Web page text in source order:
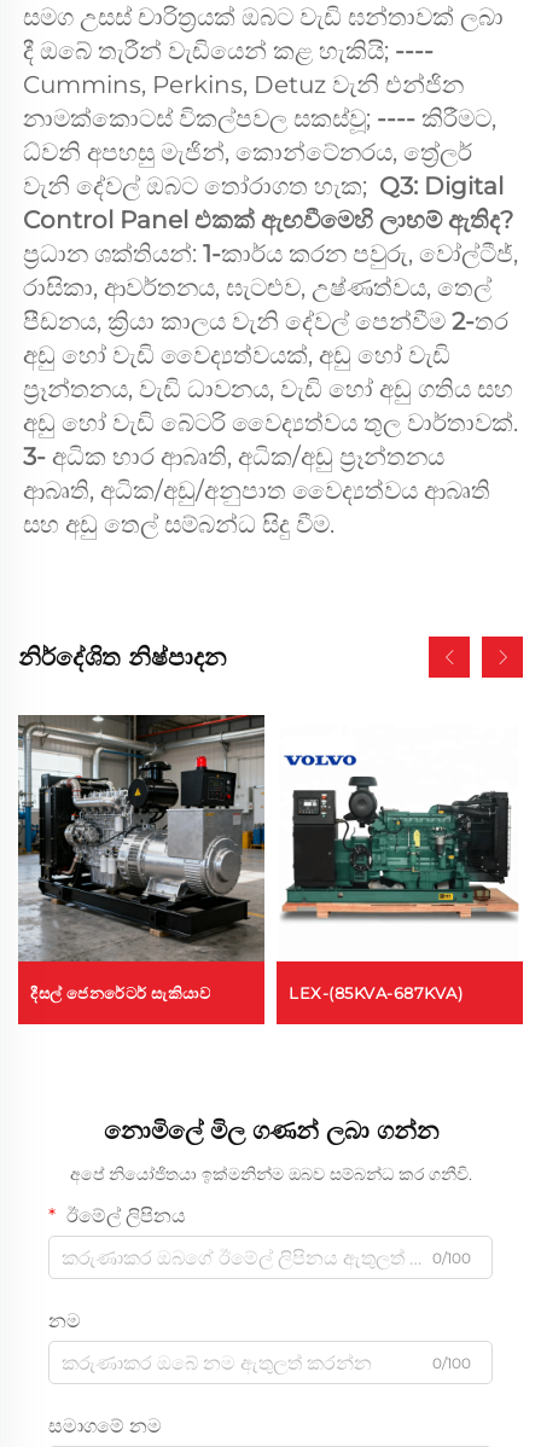
සමග උසස් චාරිත්‍රයක් ඔබට වැඩි ඝන්තාවක් ලබා
දී ඔබේ තැරීන් වැඩියෙන් කළ හැකියි; ----
Cummins, Perkins, Detuz වැනි එන්ජින
නාමක්කොටස් විකල්පවල සකස්වූ; ---- කිරීමට,
ධ්වනි අපහසු මැජින්, කොන්ටේනරය, ත්‍රේලර්
වැනි දේවල් ඔබට තෝරාගත හැක; Q3: Digital
ප්‍රධාන ශක්තියන්: 1-කාර්ය කරන පවුරු, වෝල්ටීජ්,
රාසිකා, ආවර්තනය, ඝැටළුව, උෂ්ණත්වය, තෙල්
පීඩනය, ක්‍රියා කාලය වැනි දේවල් පෙන්වීම 2-තර
අඩු හෝ වැඩි වෛද්‍යත්වයක්, අඩු හෝ වැඩි
ප්‍රෑන්තනය, වැඩි ධාවනය, වැඩි හෝ අඩු ගතිය සහ
3- අධික භාර ආබෘති, අධික/අඩු ප්‍රෑන්තනය
ආබෘති, අධික/අඩු/අනුපාත වෛද්‍යත්වය ආබෘති
සහ අඩු තෙල් සම්බන්ධ සිදු වීම.
නිර්දේශිත නිෂ්පාදන
දීසල් ජෙනරේටර් සැකියාව LEX-(85KVA-687KVA)
නොමිලේ මිල ගණන් ලබා ගන්න
අපේ නියෝජිතයා ඉක්මනින්ම ඔබව සම්බන්ධ කර ගනීවි.
ඊමේල් ලිපිනය
0/100
නම
0/100
සමාගමේ නම